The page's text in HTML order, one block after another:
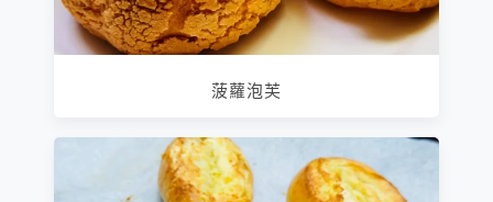
菠蘿泡芙